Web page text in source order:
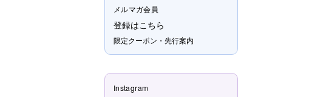
メルマガ会員
登録はこちら
限定クーポン・先行案内
Instagram